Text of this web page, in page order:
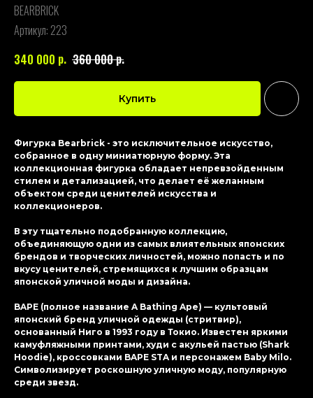
BEARBRICK
Артикул: 223
340 000 р. 360 000р.
Купить
Фигурка Bearbrick - это исключительное искусство,
собранное в одну миниатюрную форму. Эта
коллекционная фигурка обладает непревзойденным
стилем и детализацией, что делает её желанным
объектом среди ценителей искусства и
коллекционеров.
В эту тщательно подобранную коллекцию,
объединяющую одни из самых влиятельных японских
брендов и творческих личностей, можно попасть и по
вкусу ценителей, стремящихся к лучшим образцам
японской уличной моды и дизайна.
BAPE (полное название A Bathing Ape) — культовый
японский бренд уличной одежды (стритвир),
основанный Ниго в 1993 году в Токио. Известен яркими
камуфляжными принтами, худи с акульей пастью (Shark
Hoodie), кроссовками BAPE STA и персонажем Baby Milo.
Символизирует роскошную уличную моду, популярную
среди звезд.